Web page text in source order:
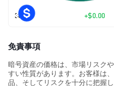
30日 +$0.00
免責事項
暗号資産の価格は、市場リスク
すい性質があります。お客様は
品、そしてリスクを十分に把握